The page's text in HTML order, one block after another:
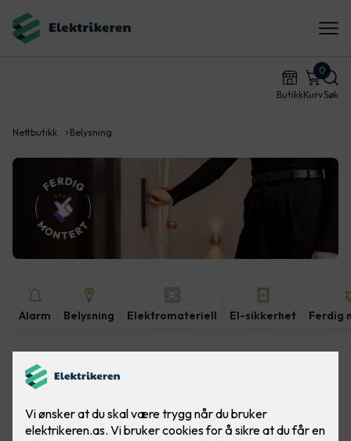
ButikkKurv
0
Søk
Nettbutikk Belysning
Alarm Belysning Elektromateriell El-sikkerhet Ferdig
Vis flerefiltre